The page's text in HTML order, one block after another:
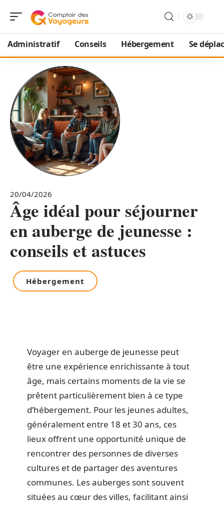
Administratif Conseils Hébergement Se
20/04/2026
Âge idéal pour séjourner
en auberge de jeunesse :
conseils et astuces
Hébergement
Voyager en auberge de jeunesse peut
être une expérience enrichissante à tout
âge, mais certains moments de la vie se
prêtent particulièrement bien à ce type
d’hébergement. Pour les jeunes adultes,
généralement entre 18 et 30 ans, ces
lieux offrent une opportunité unique de
rencontrer des personnes de diverses
cultures et de partager des aventures
communes. Les auberges sont souvent
situées au cœur des villes, facilitant ainsi